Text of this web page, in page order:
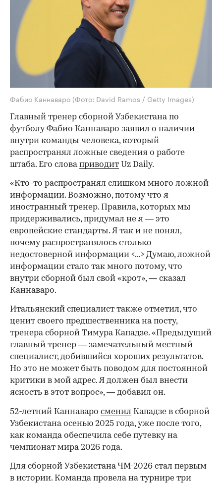
Фабио Каннаваро (Фото: David Ramos / Getty Images)
Главный тренер сборной Узбекистана по
футболу Фабио Каннаваро заявил о наличии
внутри команды человека, который
распространял ложные сведения о работе
штаба. Его словаприводит Uz Daily.
«Кто-то распространял слишком много ложной
информации. Возможно, потому что я
иностранный тренер. Правила, которых мы
придерживались, придумал не я — это
европейские стандарты. Я так и не понял,
почему распространялось столько
недостоверной информации <...> Думаю, ложной
информации стало так много потому, что
внутри сборной был свой «крот», — сказал
Каннаваро.
Итальянский специалист также отметил, что
ценит своего предшественника на посту,
тренера сборной Тимура Кападзе. «Предыдущий
главный тренер — замечательный местный
специалист, добившийся хороших результатов.
Но это не может быть поводом для постоянной
критики в мой адрес. Я должен был внести
ясность в этот вопрос», — добавил он.
52-летний Каннаваро сменил Кападзе в сборной
Узбекистана осенью 2025 года, уже после того,
как команда обеспечила себе путевку на
чемпионат мира 2026 года.
Для сборной Узбекистана ЧМ-2026 стал первым
в истории. Команда провела на турнире три